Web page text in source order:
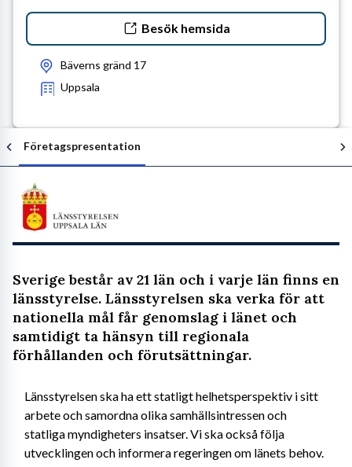
Besök hemsida
Bäverns gränd 17
Uppsala
Företagspresentation
Sverige består av 21 län och i varje län finns en
länsstyrelse. Länsstyrelsen ska verka för att
nationella mål får genomslag i länet och
samtidigt ta hänsyn till regionala
förhållanden och förutsättningar.
Länsstyrelsen ska ha ett statligt helhetsperspektiv i sitt
arbete och samordna olika samhällsintressen och
statliga myndigheters insatser. Vi ska också följa
utvecklingen och informera regeringen om länets behov.